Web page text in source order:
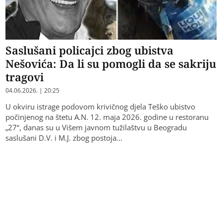
Saslušani policajci zbog ubistva
Nešovića: Da li su pomogli da se sakriju
tragovi
04.06.2026. | 20:25
U okviru istrage podovom krivičnog djela Teško ubistvo
počinjenog na štetu A.N. 12. maja 2026. godine u restoranu
„27“, danas su u Višem javnom tužilaštvu u Beogradu
saslušani D.V. i M.J. zbog postoja…